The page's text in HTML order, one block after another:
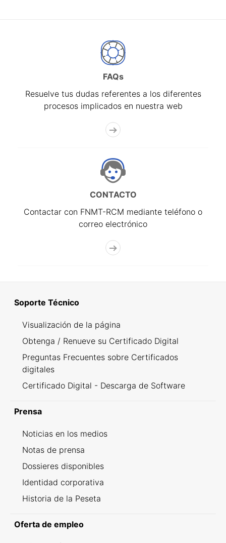
FAQs
Resuelve tus dudas referentes a los diferentes
procesos implicados en nuestra web
CONTACTO
Contactar con FNMT-RCM mediante teléfono o
correo electrónico
Soporte Técnico
Visualización de la página
Obtenga / Renueve su Certificado Digital
Preguntas Frecuentes sobre Certificados
digitales
Certificado Digital - Descarga de Software
Prensa
Noticias en los medios
Notas de prensa
Dossieres disponibles
Identidad corporativa
Historia de la Peseta
Oferta de empleo